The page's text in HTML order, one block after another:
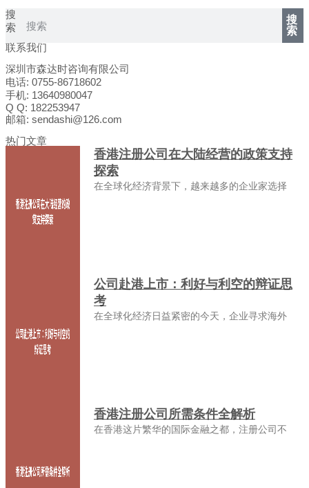
搜
索
搜
索
联系我们
深圳市森达时咨询有限公司
电话: 0755-86718602
手机: 13640980047
Q Q: 182253947
邮箱: sendashi@126.com
热门文章
香港注册公司在大陆经营的政策支持
探索
在全球化经济背景下，越来越多的企业家选择
公司赴港上市：利好与利空的辩证思
考
在全球化经济日益紧密的今天，企业寻求海外
香港注册公司所需条件全解析
在香港这片繁华的国际金融之都，注册公司不